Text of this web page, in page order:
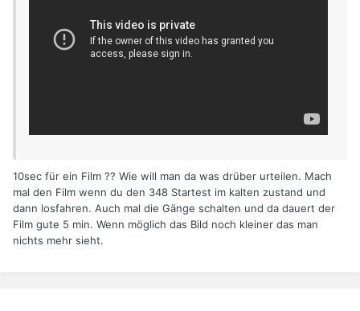
10sec für ein Film ?? Wie will man da was drüber urteilen. Mach
mal den Film wenn du den 348 Startest im kalten zustand und
dann losfahren. Auch mal die Gänge schalten und da dauert der
Film gute 5 min. Wenn möglich das Bild noch kleiner das man
nichts mehr sieht.